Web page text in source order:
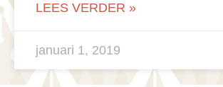
LEES VERDER »
januari 1, 2019